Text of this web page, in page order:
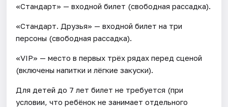
«Стандарт» — входной билет (свободная рассадка).
«Стандарт. Друзья» — входной билет на три
персоны (свободная рассадка).
«VIP» — место в первых трёх рядах перед сценой
(включены напитки и лёгкие закуски).
Для детей до 7 лет билет не требуется (при
условии, что ребёнок не занимает отдельного